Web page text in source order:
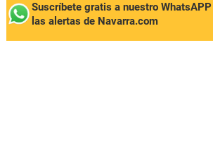
Suscríbete gratis a nuestro
las alertas de Navarra.com